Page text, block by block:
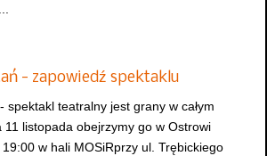
- zapowiedź spektaklu
spektakl teatralny jest grany w całym
11 listopada obejrzymy go w Ostrowi
19:00 w hali MOSiRprzy ul. Trębickiego